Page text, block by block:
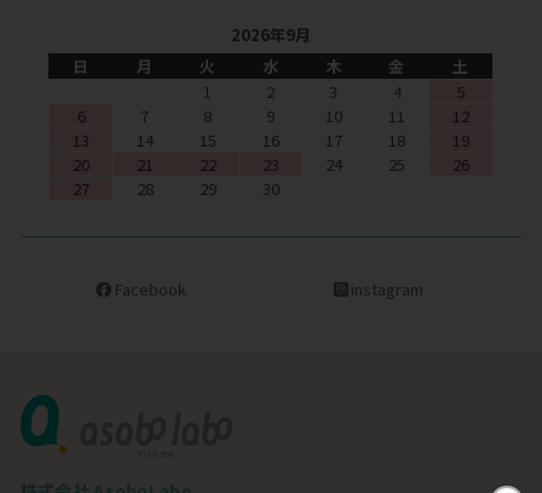
2026年9月
日
月 火 水 木 金
土
1
2 3 4
5
6
7 8 9 10 11
12
13
14 15 16 17 18
19
20
21 22 23 24 25
26
27
28 29 30
Facebook instagram